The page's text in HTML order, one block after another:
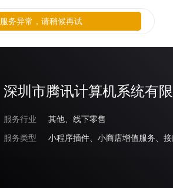
深圳市腾讯计算机系统有
服务行业
其他、线下零售
服务类型
小程序插件、小商店增值服务、
服务异常，请稍候再试